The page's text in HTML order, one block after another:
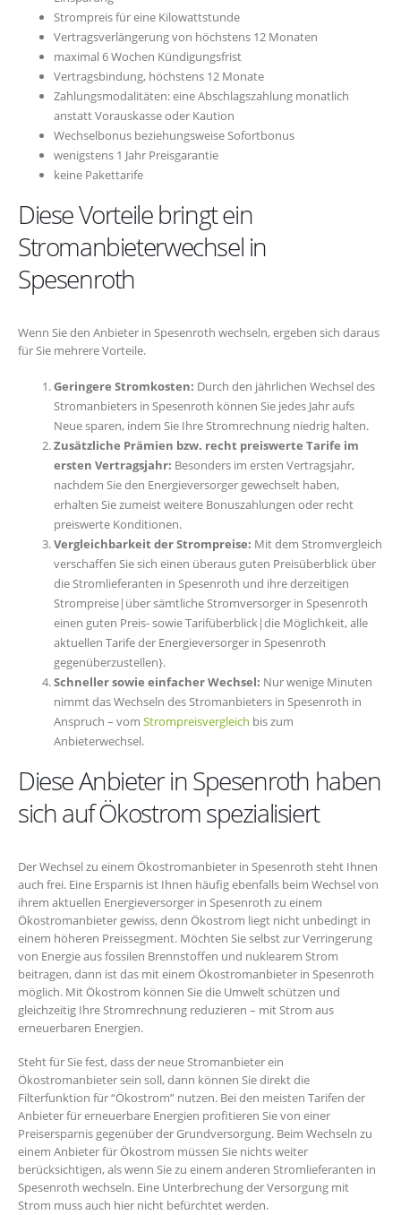
Strompreis für eine Kilowattstunde
Vertragsverlängerung von höchstens 12 Monaten
maximal 6 Wochen Kündigungsfrist
Vertragsbindung, höchstens 12 Monate
Zahlungsmodalitäten: eine Abschlagszahlung monatlich
anstatt Vorauskasse oder Kaution
Wechselbonus beziehungsweise Sofortbonus
wenigstens 1 Jahr Preisgarantie
keine Pakettarife
Diese Vorteile bringt ein
Stromanbieterwechsel in
Spesenroth
Wenn Sie den Anbieter in Spesenroth wechseln, ergeben sich daraus
für Sie mehrere Vorteile.
Geringere Stromkosten: Durch den jährlichen Wechsel des
Stromanbieters in Spesenroth können Sie jedes Jahr aufs
Neue sparen, indem Sie Ihre Stromrechnung niedrig halten.
Zusätzliche Prämien bzw. recht preiswerte Tarife im
ersten Vertragsjahr: Besonders im ersten Vertragsjahr,
nachdem Sie den Energieversorger gewechselt haben,
erhalten Sie zumeist weitere Bonuszahlungen oder recht
preiswerte Konditionen.
Vergleichbarkeit der Strompreise: Mit dem Stromvergleich
verschaffen Sie sich einen überaus guten Preisüberblick über
die Stromlieferanten in Spesenroth und ihre derzeitigen
Strompreise|über sämtliche Stromversorger in Spesenroth
einen guten Preis- sowie Tarifüberblick|die Möglichkeit, alle
aktuellen Tarife der Energieversorger in Spesenroth
gegenüberzustellen}.
Schneller sowie einfacher Wechsel: Nur wenige Minuten
nimmt das Wechseln des Stromanbieters in Spesenroth in
Anspruch – vom Strompreisvergleich bis zum
Anbieterwechsel.
Diese Anbieter in Spesenroth haben
sich auf Ökostrom spezialisiert
Der Wechsel zu einem Ökostromanbieter in Spesenroth steht Ihnen
auch frei. Eine Ersparnis ist Ihnen häufig ebenfalls beim Wechsel von
ihrem aktuellen Energieversorger in Spesenroth zu einem
Ökostromanbieter gewiss, denn Ökostrom liegt nicht unbedingt in
einem höheren Preissegment. Möchten Sie selbst zur Verringerung
von Energie aus fossilen Brennstoffen und nuklearem Strom
beitragen, dann ist das mit einem Ökostromanbieter in Spesenroth
möglich. Mit Ökostrom können Sie die Umwelt schützen und
gleichzeitig Ihre Stromrechnung reduzieren – mit Strom aus
erneuerbaren Energien.
Steht für Sie fest, dass der neue Stromanbieter ein
Ökostromanbieter sein soll, dann können Sie direkt die
Filterfunktion für “Ökostrom” nutzen. Bei den meisten Tarifen der
Anbieter für erneuerbare Energien profitieren Sie von einer
Preisersparnis gegenüber der Grundversorgung. Beim Wechseln zu
einem Anbieter für Ökostrom müssen Sie nichts weiter
berücksichtigen, als wenn Sie zu einem anderen Stromlieferanten in
Spesenroth wechseln. Eine Unterbrechung der Versorgung mit
Strom muss auch hier nicht befürchtet werden.